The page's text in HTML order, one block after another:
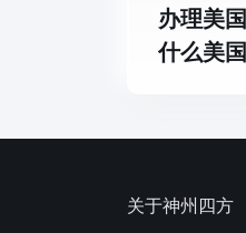
办理美
什么美
关于神州四方